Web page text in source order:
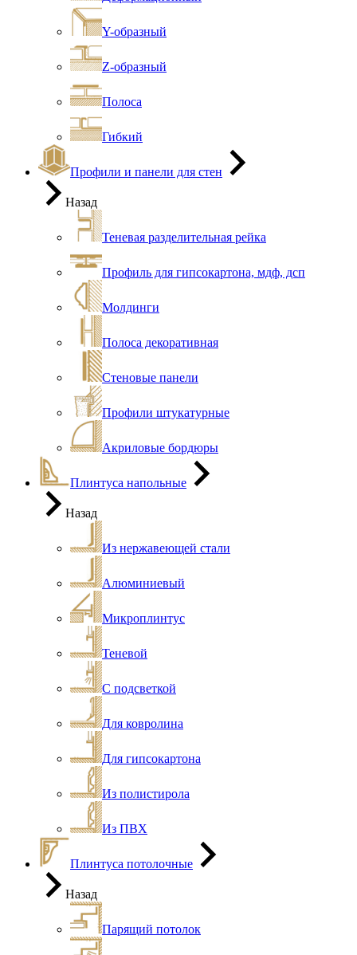
Y-образный
Z-образный
Полоса
Гибкий
Профили и панели для стен
Назад
Теневая разделительная рейка
Профиль для гипсокартона, мдф, дсп
Молдинги
Полоса декоративная
Стеновые панели
Профили штукатурные
Акриловые бордюры
Плинтуса напольные
Назад
Из нержавеющей стали
Алюминиевый
Микроплинтус
Теневой
С подсветкой
Для ковролина
Для гипсокартона
Из полистирола
Из ПВХ
Плинтуса потолочные
Назад
Парящий потолок